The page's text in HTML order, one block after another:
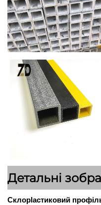
Детальні
Склоplастиковий